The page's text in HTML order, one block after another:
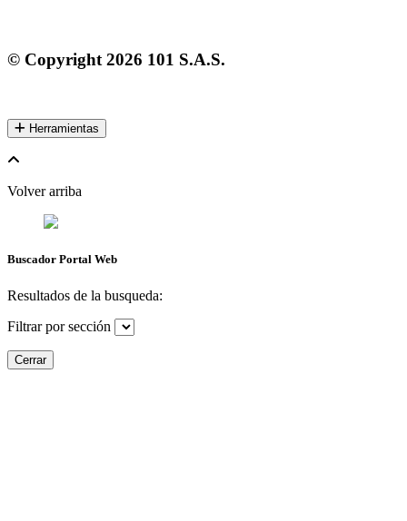
© Copyright 2026 101 S.A.S.
Herramientas
Volver arriba
Buscador Portal Web
Resultados de la busqueda:
Filtrar por sección
Cerrar